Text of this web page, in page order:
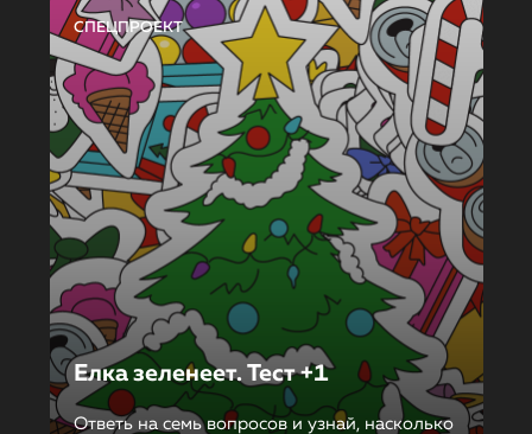
СПЕЦПРОЕКТ
Елка зеленеет. Тест +1
Ответь на семь вопросов и узнай, насколько